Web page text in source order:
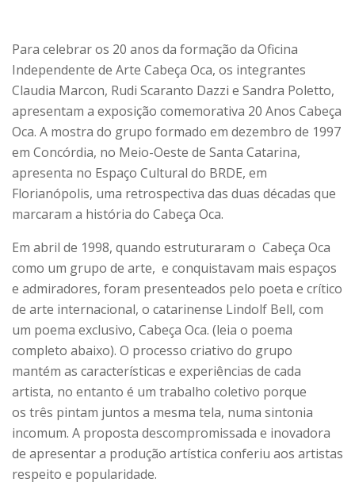
Para celebrar os 20 anos da formação da Oficina
Independente de Arte Cabeça Oca, os integrantes
Claudia Marcon, Rudi Scaranto Dazzi e Sandra Poletto,
apresentam a exposição comemorativa 20 Anos Cabeça
Oca. A mostra do grupo formado em dezembro de 1997
em Concórdia, no Meio-Oeste de Santa Catarina,
apresenta no Espaço Cultural do BRDE, em
Florianópolis, uma retrospectiva das duas décadas que
marcaram a história do Cabeça Oca.
Em abril de 1998, quando estruturaram o Cabeça Oca
como um grupo de arte, e conquistavam mais espaços
e admiradores, foram presenteados pelo poeta e crítico
de arte internacional, o catarinense Lindolf Bell, com
um poema exclusivo, Cabeça Oca. (leia o poema
completo abaixo). O processo criativo do grupo
mantém as características e experiências de cada
artista, no entanto é um trabalho coletivo porque
os três pintam juntos a mesma tela, numa sintonia
incomum. A proposta descompromissada e inovadora
de apresentar a produção artística conferiu aos artistas
respeito e popularidade.